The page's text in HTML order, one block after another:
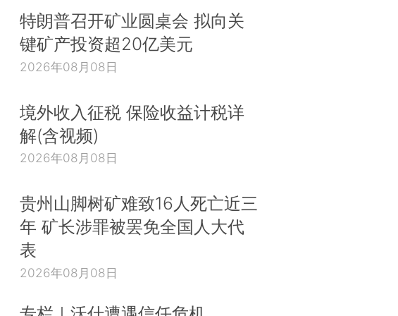
特朗普召开矿业圆桌会 拟向关
键矿产投资超20亿美元
2026年08月08日
境外收入征税 保险收益计税详
解(含视频)
2026年08月08日
贵州山脚树矿难致16人死亡近三
年 矿长涉罪被罢免全国人大代
表
2026年08月08日